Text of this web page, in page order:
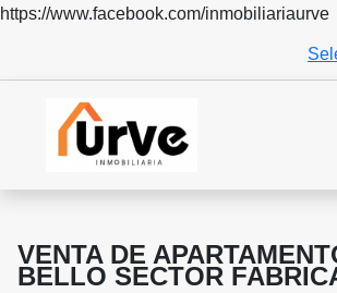
https://www.facebook.com/inmobiliariaurve
VENTA DE
BELLO SECTOR